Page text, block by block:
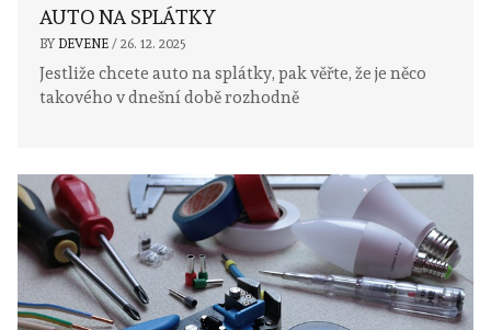
AUTO NA SPLÁTKY
BY DEVENE / 26. 12. 2025
Jestliže chcete auto na splátky, pak věřte, že je něco
takového v dnešní době rozhodně